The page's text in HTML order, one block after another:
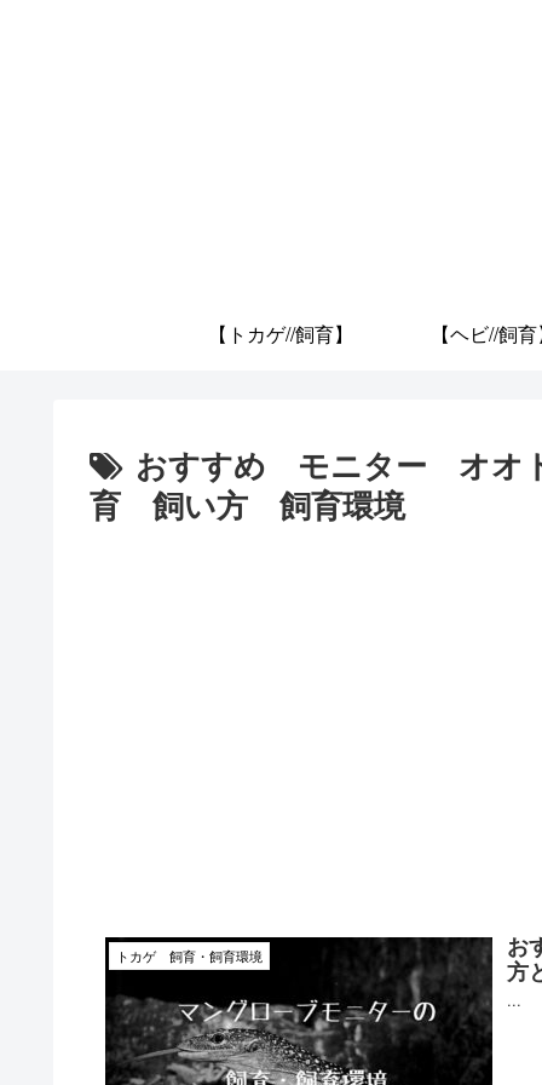
【トカゲ//飼育】 【ヘビ//飼
おすすめ モニター オオ
育 飼い方 飼育環境
トカゲ 飼育・飼育環境
お
方
...